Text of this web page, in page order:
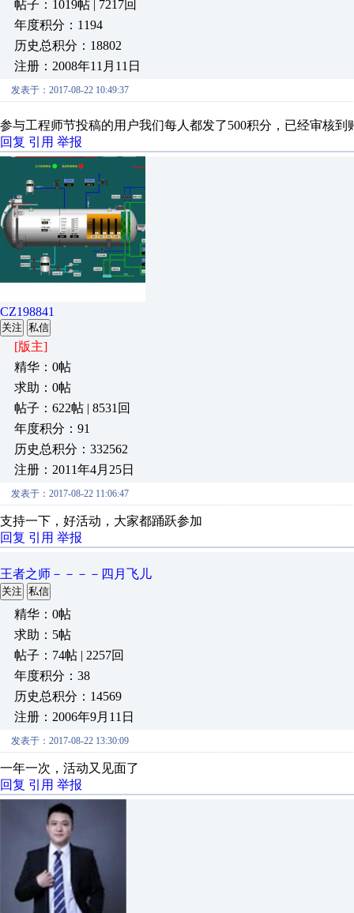
帖子：1019帖 | 7217回
年度积分：1194
历史总积分：18802
注册：2008年11月11日
发表于：2017-08-22 10:49:37
参与工程师节投稿的用户我们每人都发了500积分，已经审核到
回复 引用 举报
CZ198841
关注 私信
[版主]
精华：0帖
求助：0帖
帖子：622帖 | 8531回
年度积分：91
历史总积分：332562
注册：2011年4月25日
发表于：2017-08-22 11:06:47
支持一下，好活动，大家都踊跃参加
回复 引用 举报
王者之师－－－－四月飞儿
关注 私信
精华：0帖
求助：5帖
帖子：74帖 | 2257回
年度积分：38
历史总积分：14569
注册：2006年9月11日
发表于：2017-08-22 13:30:09
一年一次，活动又见面了
回复 引用 举报